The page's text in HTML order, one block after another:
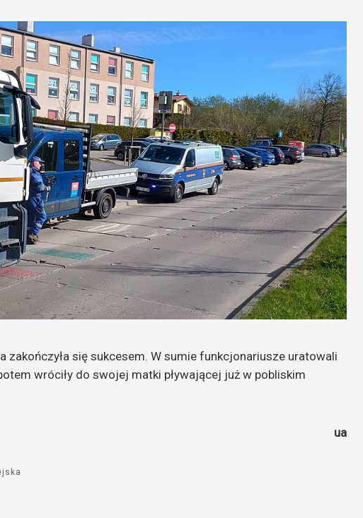
zakończyła się sukcesem. W sumie funkcjonariusze uratowali
wróciły do swojej matki pływającej już w pobliskim
ua